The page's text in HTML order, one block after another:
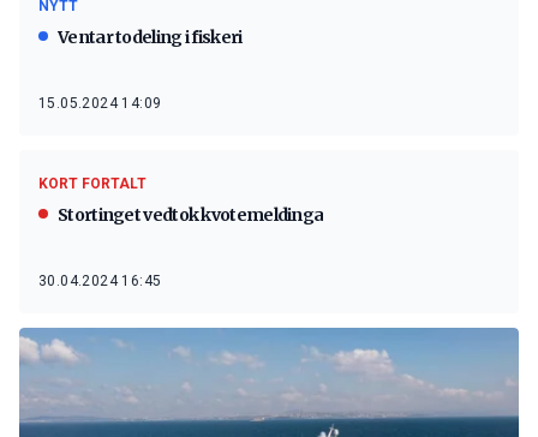
NYTT
Ventar todeling i fiskeri
15.05.2024 14:09
KORT FORTALT
Stortinget vedtok kvotemeldinga
30.04.2024 16:45